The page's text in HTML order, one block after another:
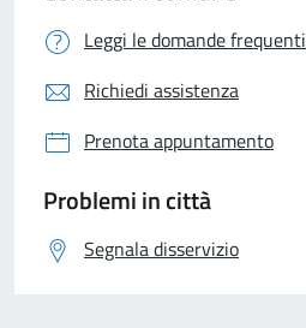
Leggi le domande frequenti
Richiedi assistenza
Prenota appuntamento
Problemi in città
Segnala disservizio